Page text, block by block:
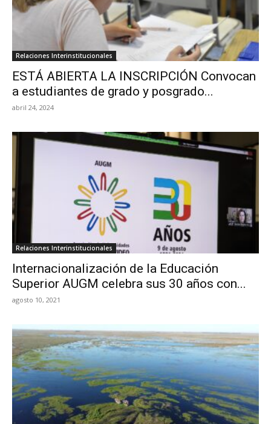
Relaciones Interinstitucionales
ESTÁ ABIERTA LA INSCRIPCIÓN Convocan
a estudiantes de grado y posgrado...
abril 24, 2024
Relaciones Interinstitucionales
Internacionalización de la Educación
Superior AUGM celebra sus 30 años con...
agosto 10, 2021